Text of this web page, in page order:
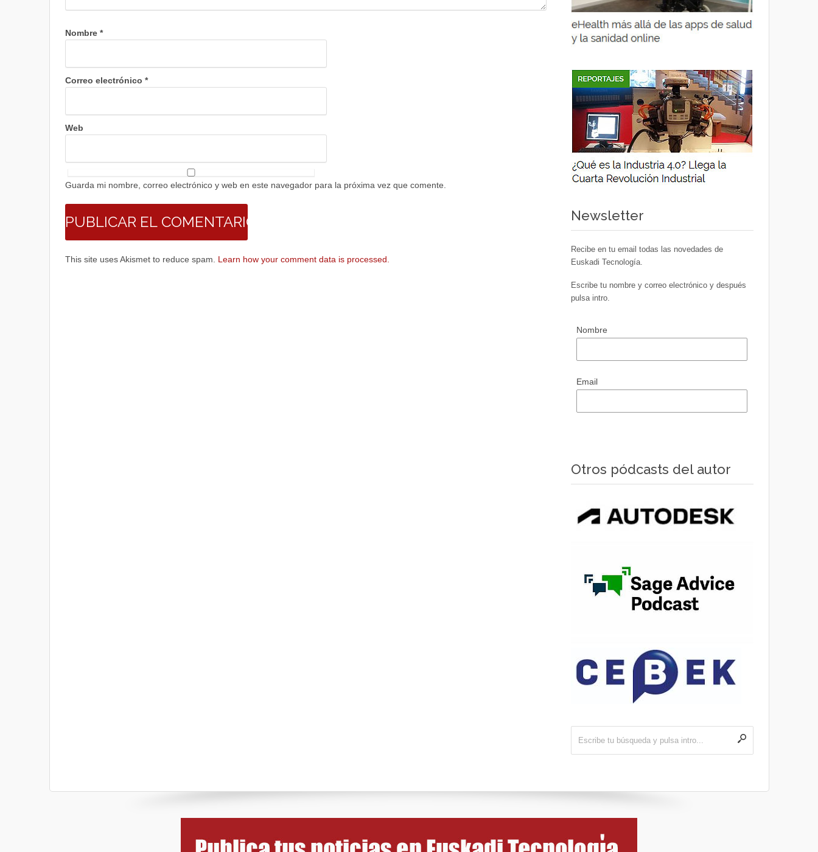
Nombre *
Correo electrónico *
Web
Guarda mi nombre, correo electrónico y web en este navegador para la próxima vez que comente.
This site uses Akismet to reduce spam. Learn how your comment data is processed.
Newsletter
Recibe en tu email todas las novedades de
Euskadi Tecnología.
Escribe tu nombre y correo electrónico y después
pulsa intro.
Nombre
Email
Otros pódcasts del autor